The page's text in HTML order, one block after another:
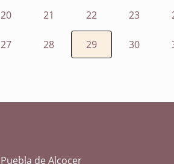
20 21 22 23
27 28 29 30
de Alcocer